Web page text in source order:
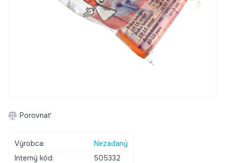
Porovnať
Výrobca:
Nezadaný
Interný kód:
505332